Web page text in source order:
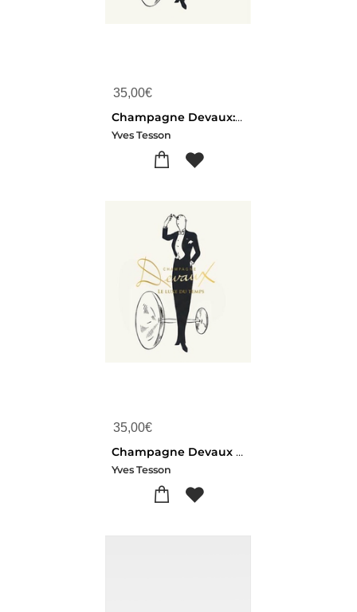
35,00€
Champagne Devaux: The Luxury Of Time
Yves Tesson
35,00€
Champagne Devaux : Le Luxe Du Temps
Yves Tesson